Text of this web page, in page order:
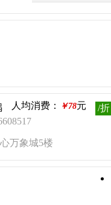
人均消费： ￥78元
/折
万象城5楼